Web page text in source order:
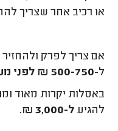
או רכיב אחר שצריך
אם צריך לפרק
ל-500-750 ₪ לפני מע"מ.
באסלות יקרות מאוד
להגיעל-3,000 ₪ .